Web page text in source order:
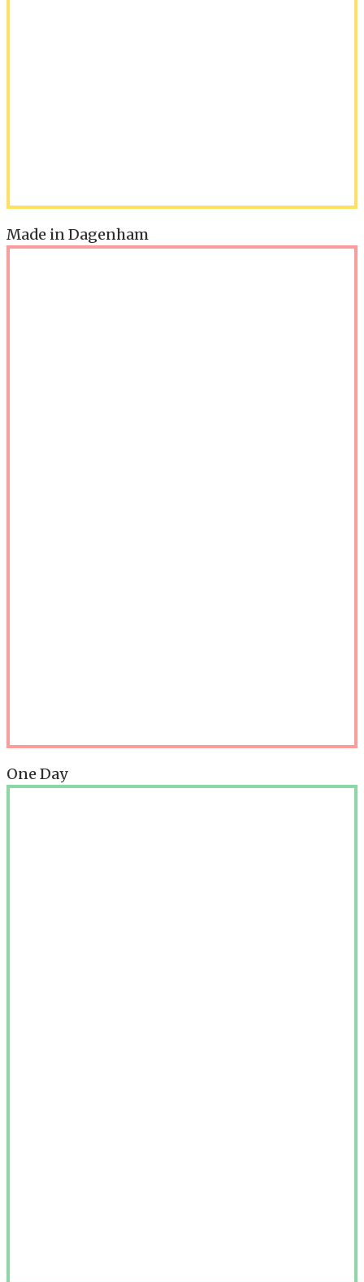
Made in Dagenham
One Day